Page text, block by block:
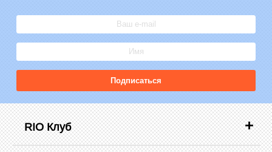
Подписаться
RIO Клуб